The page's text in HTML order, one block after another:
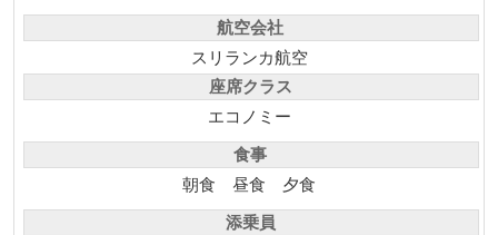
航空会社
スリランカ航空
座席クラス
エコノミー
食事
朝食 昼食 夕食
添乗員